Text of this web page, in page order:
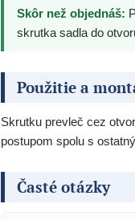
Skôr než objednáš:
skrutka sadla do
Použitie a
Skrutku prevleč cez
postupom spolu s
Časté otázky